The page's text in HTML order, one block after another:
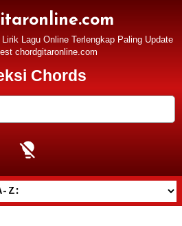
Lagu Online Terlengkap Paling Update
chordgitaronline.com
Chords